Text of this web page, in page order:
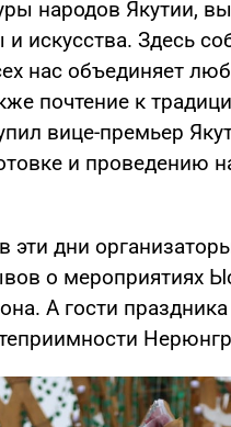
народов Якутии,
искусства. Здесь
нас объединяет
почтение к
вице-премьер
и проведению
эти дни
о мероприятиях
А гости